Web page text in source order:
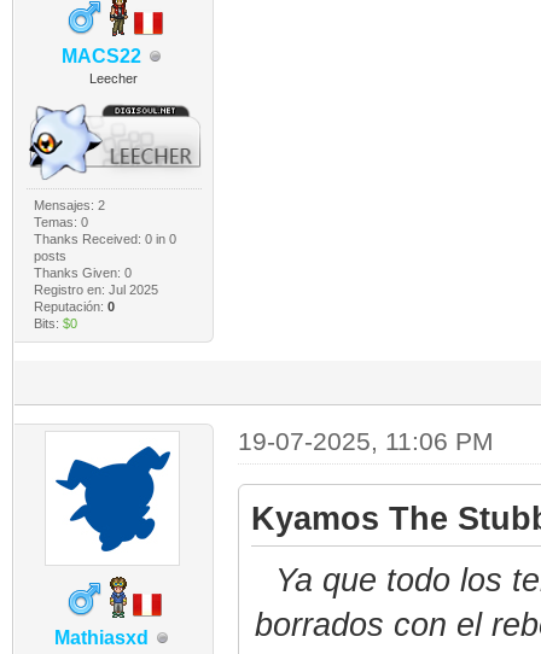
MACS22
Leecher
Mensajes: 2
Temas: 0
Thanks Received: 0in 0
posts
Thanks Given: 0
Registro en: Jul 2025
Reputación: 0
Bits: $0
Mathiasxd
19-07-2025, 11:06 PM
Kyamos The
Ya que todo los
borrados con el